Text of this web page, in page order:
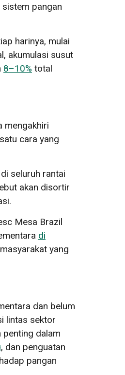
pangan
harinya, mulai
akumulasi susut
8–10% total
mengakhiri
cara yang
seluruh rantai
akan disortir
Mesa Brazil
di
yang
dan belum
lintas sektor
penting dalam
, dan penguatan
pangan